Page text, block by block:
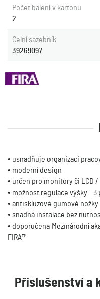
Počet balení v kartonu
2
Celní sazebník
39269097
• usnadňuje organizaci
• moderní design
• určen pro monitory či LCD
• možnost regulace výšky - 3
• antiskluzové gumové nožky
• snadná instalace bez
• doporučena Mezinárodní
FIRA™
Příslušenství a